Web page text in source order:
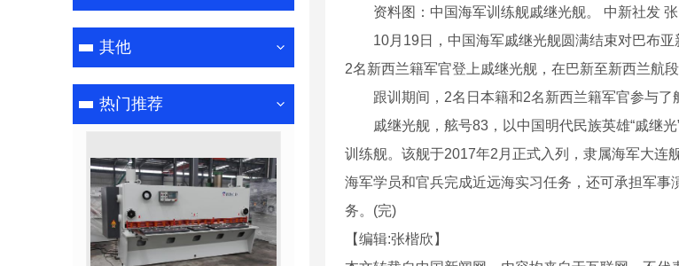
其他
热门推荐
资料图：中国海军训练舰戚继光舰。 中新社发
10月19日，中国海军戚继光舰圆满结束对巴布亚
2名新西兰籍军官登上戚继光舰，在巴新至新西兰航
跟训期间，2名日本籍和2名新西兰籍军官参与了
戚继光舰，舷号83，以中国明代民族英雄“戚继光
训练舰。该舰于2017年2月正式入列，隶属海军大连
海军学员和官兵完成近远海实习任务，还可承担军
务。(完)
【编辑:张楷欣】